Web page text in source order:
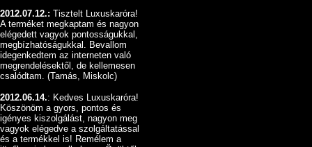
2012.07.12.: Tisztelt Luxuskaróra!
A terméket megkaptam és nagyon
elégedett vagyok pontosságukkal,
megbízhatóságukkal. Bevallom
idegenkedtem az interneten való
megrendelésektől, de kellemesen
csalódtam. (Tamás, Miskolc)
2012.06.14.: Kedves Luxuskaróra!
Köszönöm a gyors, pontos és
igényes kiszolgálást, nagyon meg
vagyok elégedve a szolgáltatással
és a termékkel is! Remélem a